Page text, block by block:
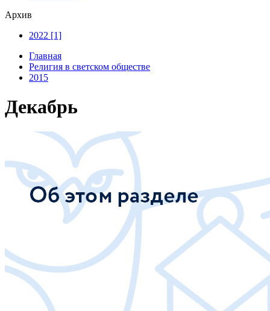
Архив
2022 [1]
Главная
Религия в светском обществе
2015
Декабрь